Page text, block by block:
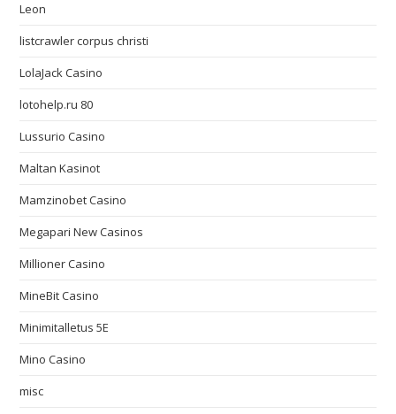
Leon
listcrawler corpus christi
LolaJack Casino
lotohelp.ru 80
Lussurio Casino
Maltan Kasinot
Mamzinobet Casino
Megapari New Casinos
Millioner Casino
MineBit Casino
Minimitalletus 5E
Mino Casino
misc